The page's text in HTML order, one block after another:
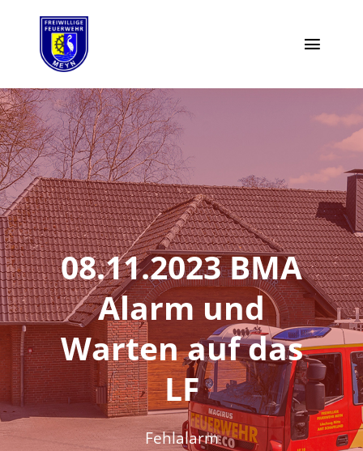
springen
Moin
Highlights
Einsätze
Termine
Vorstand
Aktiv werden
Fördern & Spenden
Historie
08.11.2023 BMA
Alarm und
Warten auf das
LF
Fehlalarm